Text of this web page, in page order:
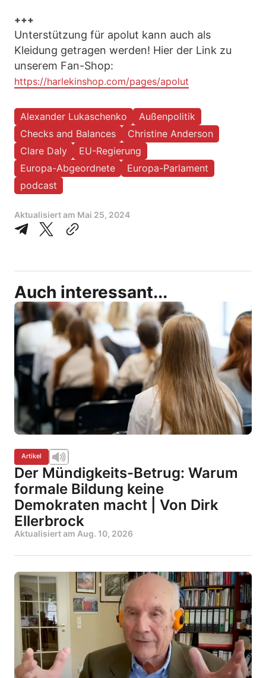
+++
Unterstützung für apolut kann auch als
Kleidung getragen werden! Hier der Link zu
unserem Fan-Shop:
https://harlekinshop.com/pages/apolut
Alexander Lukaschenko
Außenpolitik
Checks and Balances
Christine Anderson
Clare Daly
EU-Regierung
Europa-Abgeordnete
Europa-Parlament
podcast
Aktualisiert am Mai 25, 2024
Auch interessant...
Artikel
Der Mündigkeits-Betrug: Warum
formale Bildung keine
Demokraten macht | Von Dirk
Ellerbrock
Aktualisiert am Aug. 10, 2026